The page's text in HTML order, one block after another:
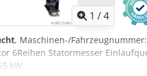
1 /4
, Maschinen-/Fahrzeugnummer:
6Reihen Statormesser
kW